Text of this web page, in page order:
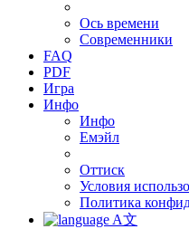
Ось времени
Современники
FAQ
PDF
Игра
Инфо
Инфо
Емэйл
Оттиск
Условия
Политика
A文